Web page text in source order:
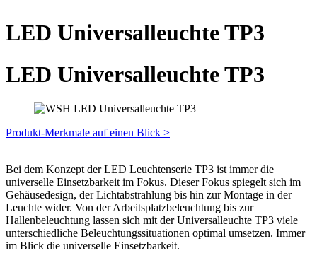
LED Universalleuchte TP3
LED Universalleuchte TP3
Produkt-Merkmale auf einen Blick >
Bei dem Konzept der LED Leuchtenserie TP3 ist immer die
universelle Einsetzbarkeit im Fokus. Dieser Fokus spiegelt sich im
Gehäusedesign, der Lichtabstrahlung bis hin zur Montage in der
Leuchte wider. Von der Arbeitsplatzbeleuchtung bis zur
Hallenbeleuchtung lassen sich mit der Universalleuchte TP3 viele
unterschiedliche Beleuchtungssituationen optimal umsetzen. Immer
im Blick die universelle Einsetzbarkeit.